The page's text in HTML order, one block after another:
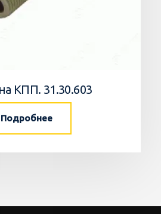
КПП. 31.30.603
Подробнее